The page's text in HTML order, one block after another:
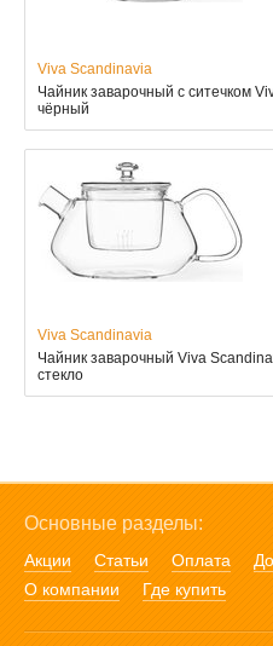
Viva Scandinavia
Чайник заварочный с ситечком
чёрный
Viva Scandinavia
Чайник заварочный Viva
стекло
Основные разделы:
Акции Статьи Оплата
О компании
Где купить